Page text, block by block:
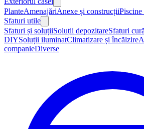
PlanteAmenajăriAnexe și construcțiiPiscine
Sfaturi utile
Sfaturi și soluțiiSoluții depozitareSfaturi
DIYSoluții iluminatClimatizare și încălzire
companieDiverse